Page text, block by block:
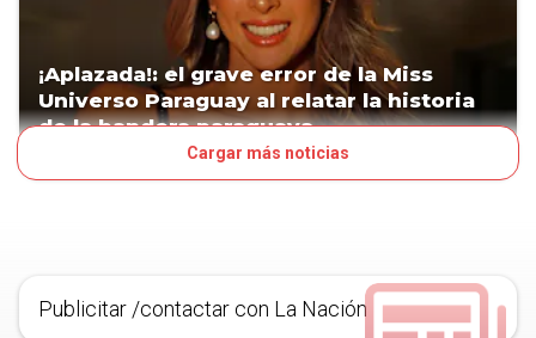
¡Aplazada!: el grave error de la Miss
Universo Paraguay al relatar la historia
de la bandera paraguaya
Cargar más noticias
Publicitar /contactar con La Nación